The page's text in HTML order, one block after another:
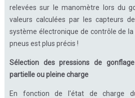
relevées sur le manomètre lors du
valeurs calculées par les capteurs
système électronique de contrôle de
pneus est plus précis !
Sélection des pressions de
partielle ou pleine charge
En fonction de l'état de charge